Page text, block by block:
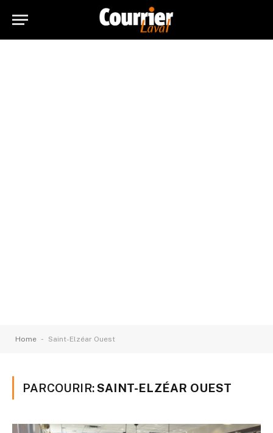
Home - Saint-Elzéar Ouest
PARCOURIR:SAINT-ELZÉAR OUEST